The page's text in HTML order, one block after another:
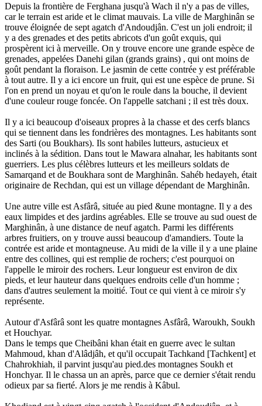
Depuis la frontière de Ferghana jusqu'à Wach il n'y a pas de villes,
car le terrain est aride et le climat mauvais. La ville de Marghinân se
trouve éloignée de sept agatch d'Andoudjân. C'est un joli endroit; il
y a des grenades et des petits abricots d'un goût exquis, qui
prospèrent ici à merveille. On y trouve encore une grande espèce de
grenades, appelées Danehi gilan (grands grains) , qui ont moins de
goût pendant la floraison. Le jasmin de cette contrée y est préférable
à tout autre. Il y a ici encore un fruit, qui est une espèce de prune. Si
l'on en prend un noyau et qu'on le roule dans la bouche, il devient
d'une couleur rouge foncée. On l'appelle satchani ; il est très doux.
Il y a ici beaucoup d'oiseaux propres à la chasse et des cerfs blancs
qui se tiennent dans les fondrières des montagnes. Les habitants sont
des Sarti (ou Boukhars). Ils sont habiles lutteurs, astucieux et
inclinés à la sédition. Dans tout le Mawara alnahar, les habitants sont
guerriers. Les plus célèbres lutteurs et les meilleurs soldats de
Samarqand et de Boukhara sont de Marghinân. Sahéb hedayeh, était
originaire de Rechdan, qui est un village dépendant de Marghinân.
Une autre ville est Asfârâ, située au pied &une montagne. Il y a des
eaux limpides et des jardins agréables. Elle se trouve au sud ouest de
Marghinân, à une distance de neuf agatch. Parmi les différents
arbres fruitiers, on y trouve aussi beaucoup d'amandiers. Toute la
contrée est aride et montagneuse. Au midi de la ville il y a une plaine
entre des collines, qui est remplie de rochers; c'est pourquoi on
l'appelle le miroir des rochers. Leur longueur est environ de dix
pieds, et leur hauteur dans quelques endroits celle d'un homme ;
dans d'autres seulement la moitié. Tout ce qui vient à ce miroir s'y
représente.
Autour d'Asfârâ sont les quatre montagnes Asfârâ, Waroukh, Soukh
et Houchyar.
Dans le temps que Cheibâni khan était en guerre avec le sultan
Mahmoud, khan d'Alâdjâh, et qu'il occupait Tachkand [Tachkent] et
Chahrokhiah, il parvint jusqu'au pied.des montagnes Soukh et
Honchyar. Il le chassa un an après, parce que ce dernier s'était rendu
odieux par sa fierté. Alors je me rendis à Kâbul.